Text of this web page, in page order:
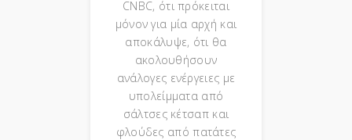
CNBC, ότι πρόκειται
μόνον για μία αρχή και
αποκάλυψε, ότι θα
ακολουθήσουν
ανάλογες ενέργειες με
υπολείμματα από
σάλτσες κέτσαπ και
φλούδες από πατάτες